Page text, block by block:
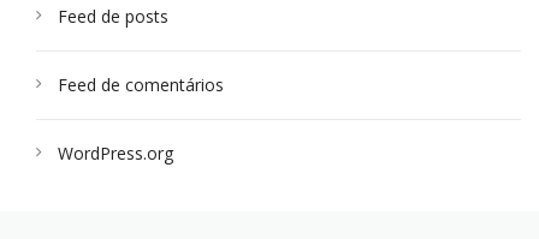
Feed de posts
Feed de comentários
WordPress.org